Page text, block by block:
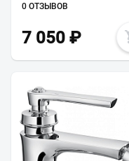
0 ОТЗЫВОВ
7 050 ₽